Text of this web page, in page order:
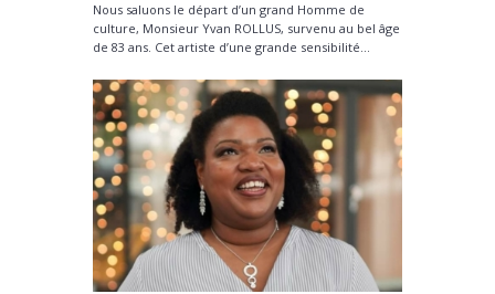
Nous saluons le départ d’un grand Homme de
culture, Monsieur Yvan ROLLUS, survenu au bel âge
de 83 ans. Cet artiste d’une grande sensibilité...